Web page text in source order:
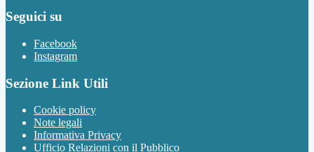
Seguici su
Facebook
Instagram
Sezione Link Utili
Cookie policy
Note legali
Informativa Privacy
Ufficio Relazioni con il Pubblico